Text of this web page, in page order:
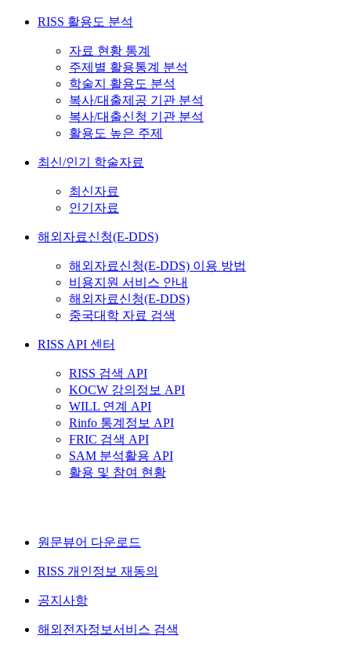
RISS 활용도 분석
자료 현황 통계
주제별 활용통계 분석
학술지 활용도 분석
복사/대출제공 기관 분석
복사/대출신청 기관 분석
활용도 높은 주제
최신/인기 학술자료
최신자료
인기자료
해외자료신청(E-DDS)
해외자료신청(E-DDS) 이용 방법
비용지원 서비스 안내
해외자료신청(E-DDS)
중국대학 자료 검색
RISS API 센터
RISS 검색 API
KOCW 강의정보 API
WILL 연계 API
Rinfo 통계정보 API
FRIC 검색 API
SAM 분석활용 API
활용 및 참여 현황
원문뷰어 다운로드
RISS 개인정보 재동의
공지사항
해외전자정보서비스 검색